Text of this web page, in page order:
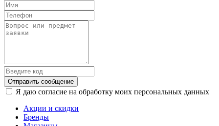
Отправить сообщение
Я даю согласие на обработку моих персональных данных
Акции и скидки
Бренды